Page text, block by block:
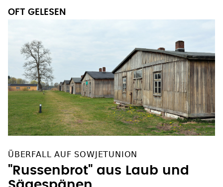
OFT GELESEN
ÜBERFALL AUF SOWJETUNION
"Russenbrot" aus Laub und